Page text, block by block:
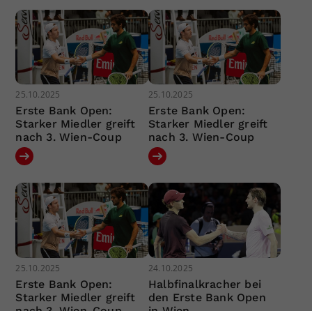
25.10.2025
Erste Bank Open:
Starker Miedler greift
nach 3. Wien-Coup
25.10.2025
Erste Bank Open:
Starker Miedler greift
nach 3. Wien-Coup
25.10.2025
Erste Bank Open:
Starker Miedler greift
24.10.2025
Halbfinalkracher bei
den Erste Bank Open